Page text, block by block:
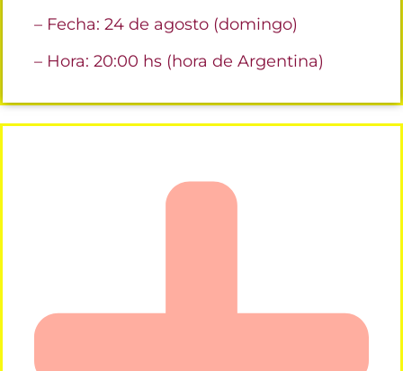
– Fecha: 24 de agosto (domingo)
– Hora: 20:00 hs (hora de Argentina)